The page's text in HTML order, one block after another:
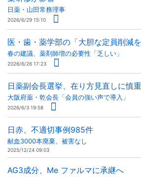
日薬・山田常務理事
2026/6/29 15:10
医・歯・薬学部の「大胆な定員削減を
春の建議、薬剤師増の必要性「乏しい」
2026/6/26 17:23
日薬副会長選挙、在り方見直しに慎
大阪府薬・乾会長「会員の強い声で導入」
2026/6/3 19:58
日赤、不適切事例985件
献血3000本廃棄、被害なし
2025/12/24 09:03
AG3成分、Me ファルマに承継へ